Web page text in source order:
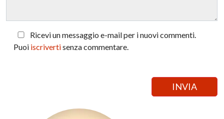
Ricevi un messaggio e-mail per i nuovi commenti.
Puoi iscrivertisenza commentare.